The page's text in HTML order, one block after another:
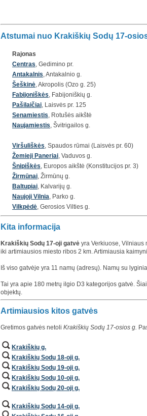
Atstumai nuo Krakiškių Sodų 17-
Rajonas
Centras , Gedimino pr.
Antakalnis , Antakalnio g.
Šeškinė , Akropolis (Ozo g. 25)
Fabijoniškės , Fabijoniškių g.
Pašilaičiai , Laisvės pr. 125
Senamiestis , Rotušės aikštė
Naujamiestis , Švitrigailos g.
Viršuliškės , Spaudos rūmai (Laisvės pr. 60)
Žemieji Paneriai , Vaduvos g.
Šnipiškės , Europos aikštė (Konstitucijos pr. 3)
Žirmūnai , Žirmūnų g.
Baltupiai , Kalvarijų g.
Naujoji Vilnia , Parko g.
Vilkpėdė , Gerosios Vilties g.
Kita informacija
Krakiškių Sodų 17-oji gatvė yra Verkiuose, Vilniaus
iki artimiausios miesto ribos 2 km. Artimiausia
Iš viso gatvėje yra 11 namų (adresų). Namų su
Tai yra apie 180 metrų ilgio D3 kategorijos gatvė.
objektų.
Artimiausios kitos gatvės
Gretimos gatvės netoli Krakiškių Sodų 17-osios g.
Krakiškių g.
Krakiškių Sodų 18-oji g.
Krakiškių Sodų 19-oji g.
Krakiškių Sodų 10-oji g.
Krakiškių Sodų 20-oji g.
Krakiškių Sodų 14-oji g.